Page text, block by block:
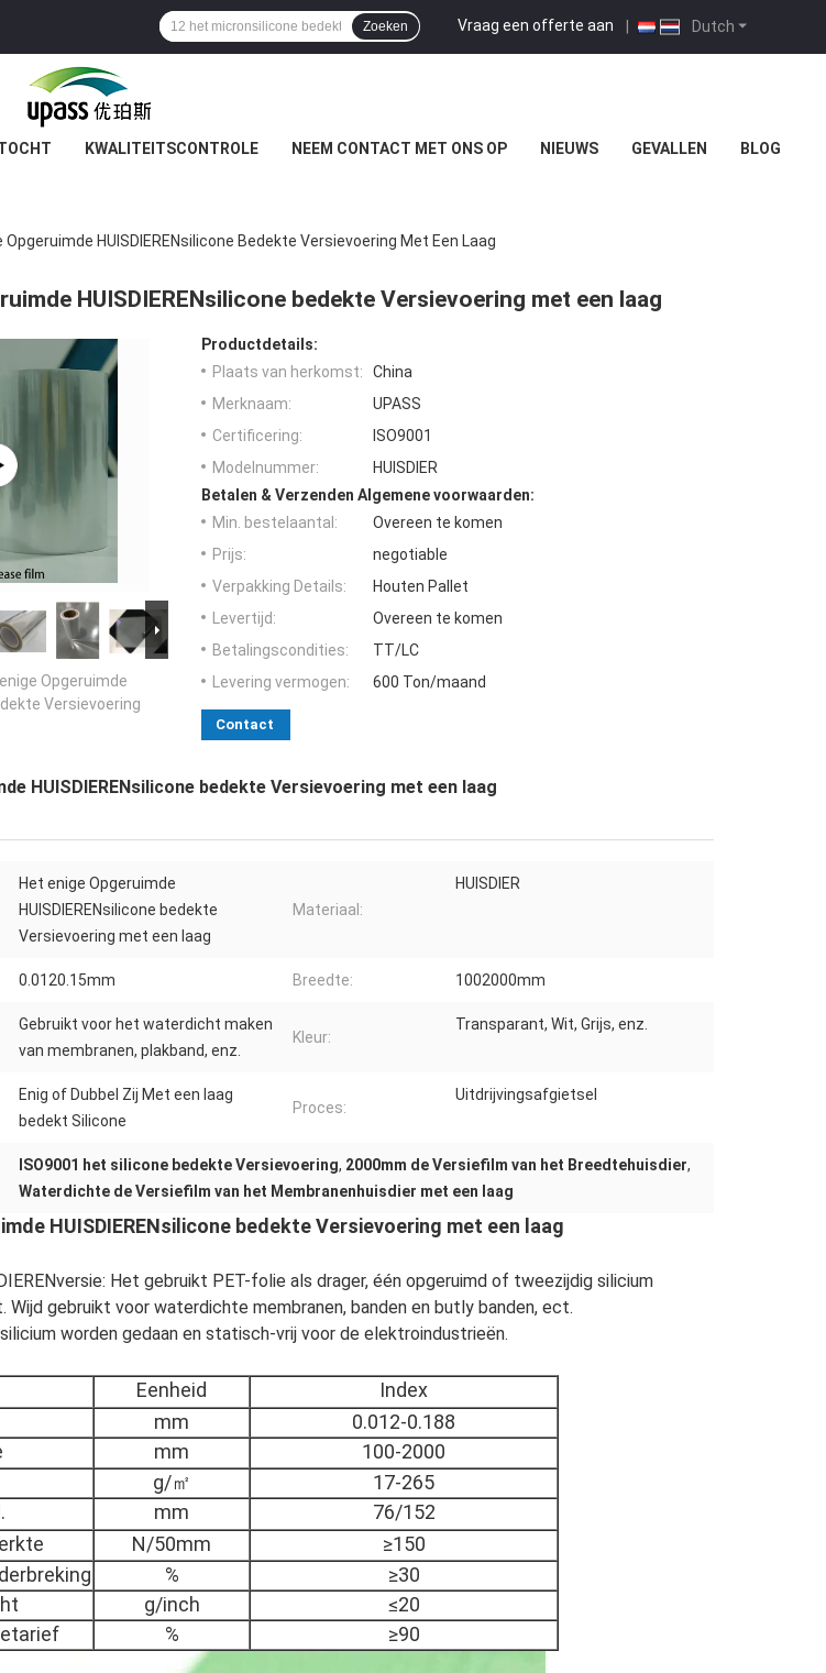
Dutch
Vraag een offerte aan |
Zoeken
KWALITEITSCONTROLE NEEM CONTACT MET ONS OP NIEUWS GEVALLEN BLOG
Opgeruimde HUISDIERENsilicone Bedekte Versievoering Met Een Laag
HUISDIERENsilicone bedekte Versievoering met een laag
Opgeruimde
Versievoering
Productdetails:
Plaats van herkomst:
China
Merknaam:
UPASS
Certificering:
ISO9001
Modelnummer:
HUISDIER
Betalen & Verzenden Algemene voorwaarden:
Min. bestelaantal:
Overeen te komen
Prijs:
negotiable
Verpakking Details:
Houten Pallet
Levertijd:
Overeen te komen
Betalingscondities:
TT/LC
Levering vermogen:
600 Ton/maand
Contact
HUISDIERENsilicone bedekte Versievoering met een laag
Het enige Opgeruimde
HUISDIERENsilicone bedekte
Versievoering met een laag
Materiaal:
HUISDIER
0.0120.15mm Breedte: 1002000mm
Gebruikt voor het waterdicht maken
van membranen, plakband, enz.
Kleur:
Transparant, Wit, Grijs, enz.
Enig of Dubbel Zij Met een laag
bedekt Silicone
Proces:
Uitdrijvingsafgietsel
ISO9001 het silicone bedekte Versievoering, 2000mm de Versiefilm van het Breedtehuisdier,
Waterdichte de Versiefilm van het Membranenhuisdier met een laag
HUISDIERENsilicone bedekte Versievoering met een laag
Het gebruikt PET-folie als drager, één opgeruimd of tweezijdig silicium
Wijd gebruikt voor waterdichte membranen, banden en butly banden, ect.
worden gedaan en statisch-vrij voor de elektroindustrieën.
Eenheid
Index
mm
0.012-0.188
mm
100-2000
g/㎡
17-265
mm
76/152
N/50mm
≥150
%
≥30
g/inch
≤20
% ≥90